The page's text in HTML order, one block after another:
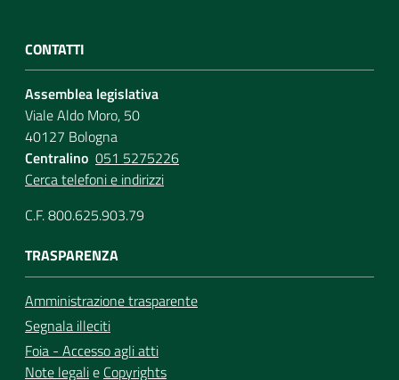
CONTATTI
Assemblea legislativa
Viale Aldo Moro, 50
40127 Bologna
Centralino 051 5275226
Cerca telefoni e indirizzi
C.F. 800.625.903.79
TRASPARENZA
Amministrazione trasparente
Segnala illeciti
Foia - Accesso agli atti
Note legalie Copyrights